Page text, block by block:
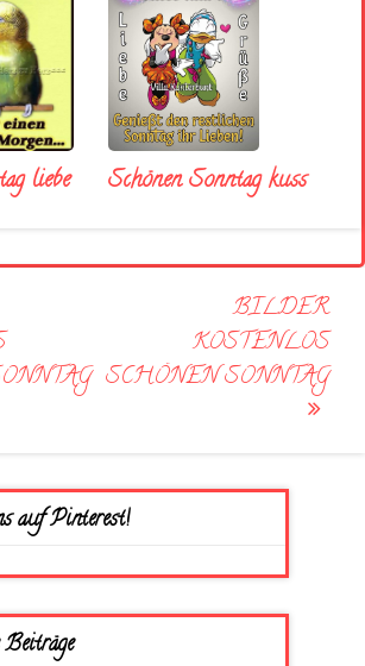
liebe Schönen Sonntag kuss
BILDER
KOSTENLOS
SCHÖNEN SONNTAG
auf Pinterest!
Beiträge